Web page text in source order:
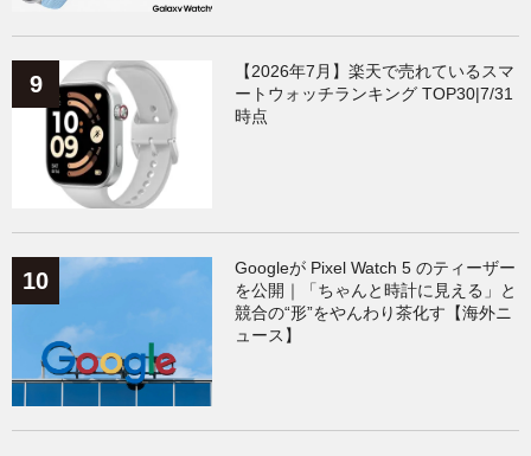
【2026年7月】楽天で売れているスマ
ートウォッチランキング TOP30|7/31
時点
Googleが Pixel Watch 5 のティーザー
を公開｜「ちゃんと時計に見える」と
競合の“形”をやんわり茶化す【海外ニ
ュース】